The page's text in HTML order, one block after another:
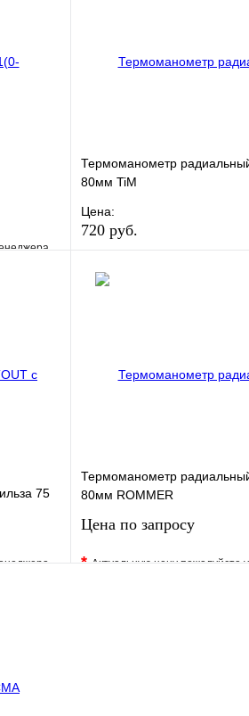
Термоманометр
80мм TiM
Цена:
720 руб.
Купить в 1 клик
75
Термоманометр
80мм ROMMER
Цена по запросу
*Актуальную цену пожалуйста